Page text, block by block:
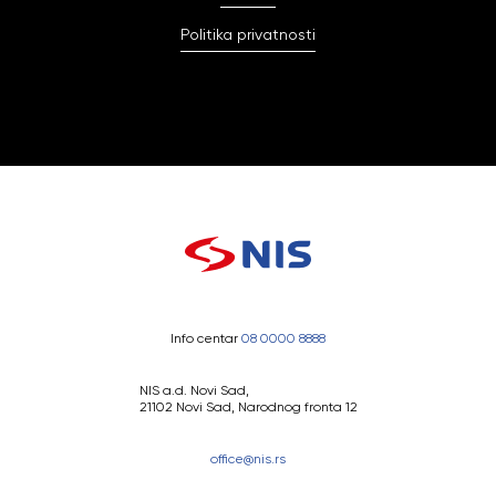
Politika privatnosti
Info centar 08 0000 8888
NIS a.d. Novi Sad,
21102 Novi Sad, Narodnog fronta 12
office@nis.rs